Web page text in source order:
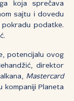
koja sprečava
sajtu i dovedu
podatke.
potencijalu ovog
direktor
Mastercard
kompaniji Planeta